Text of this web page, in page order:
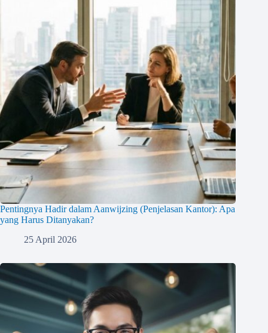
Pentingnya Hadir dalam Aanwijzing (Penjelasan Kantor): Apa
yang Harus Ditanyakan?
25 April 2026